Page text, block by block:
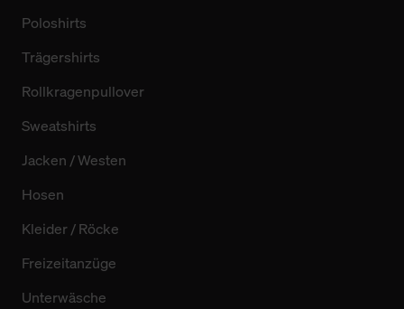
Poloshirts
Trägershirts
Rollkragenpullover
Sweatshirts
Jacken / Westen
Hosen
Kleider / Röcke
Freizeitanzüge
Unterwäsche